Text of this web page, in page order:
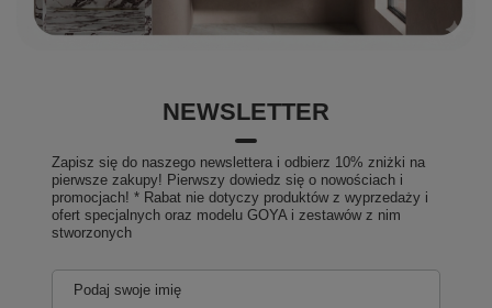
NEWSLETTER
Zapisz się do naszego newslettera i odbierz 10% zniżki na
pierwsze zakupy! Pierwszy dowiedz się o nowościach i
promocjach! * Rabat nie dotyczy produktów z wyprzedaży i
ofert specjalnych oraz modelu GOYA i zestawów z nim
stworzonych
Podaj swoje imię